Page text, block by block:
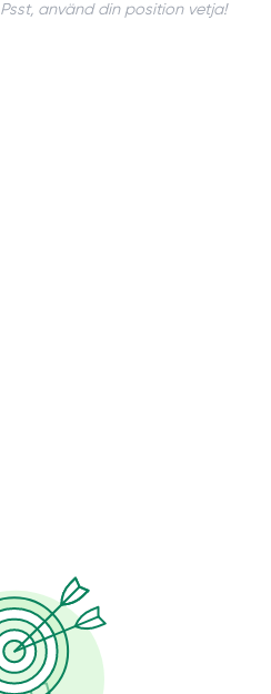
Psst, använd din position vetja!